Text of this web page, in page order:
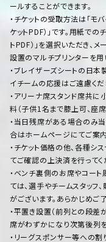
ールすることができます。
・チケットの受取方法は「モバ
ケットPDF）」です。用紙で
トPDF）」を選択いただき、
設置のマルチプリンターを用
・ブレイザーズシートの日
イチームの応援はご遠慮くだ
・アリーナ席スタンド席共
料（子供1名まで膝上可、座
・当日残席がある場合のみ
合はホームページにてご案内
・チケット価格の他、各種シ
てご確認の上決済を行ってく
・ベンチ裏側のお席やコート
ては、選手やチームスタッ
がございます。あらかじめご
・平置き設置（前列との段
席がわずかになり次第後列
・リーグスポンサー等への